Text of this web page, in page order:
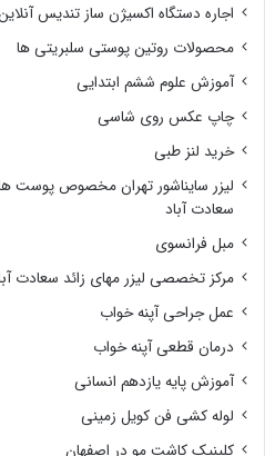
اجاره دستگاه اکسیژن ساز تندیس
محصولات روتین پوستی سلبریتی ها
آموزش علوم ششم ابتدایی
چاپ عکس روی شاسی
خرید لنز طبی
لیزر سایناشور تهران مخصوص پوست
سعادت آباد
مبل فرانسوی
مرکز تخصصی لیزر مهای زائد سعادت
عمل جراحی آپنه خواب
درمان قطعی آپنه خواب
آموزش پایه یازدهم انسانی
لوله کشی فن کویل زمینی
کلینیک کاشت مو در اصفهان